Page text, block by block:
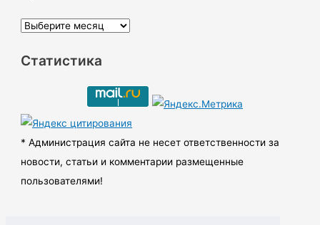
А
х
ы
Статистика
* Администрация сайта не несет ответственности за
новости, статьи и комментарии размещенные
пользователями!